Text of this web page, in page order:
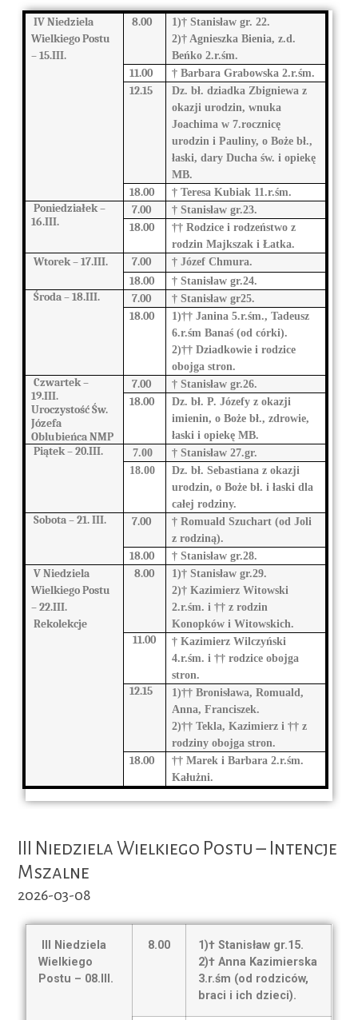
IV Niedziela
Wielkiego Postu
–15.III.
8.00
1)† Stanisław gr. 22.
2)† Agnieszka Bienia, z.d.
Beńko 2.r.śm.
11.00 † Barbara Grabowska 2.r.śm.
12.15
Dz. bł. dziadka Zbigniewa z
okazji urodzin, wnuka
Joachima w 7.rocznicę
urodzin i Pauliny, o Boże bł.,
łaski, dary Ducha św. i opiekę
MB.
18.00 † Teresa Kubiak 11.r.śm.
Poniedziałek –
16.III.
7.00 † Stanisław gr.23.
18.00
†† Rodzice i rodzeństwo z
rodzin Majkszak i Łatka.
Wtorek –17.III. 7.00 † Józef Chmura.
18.00 † Stanisław gr.24.
Środa –18.III. 7.00 † Stanisław gr25.
18.00
1)†† Janina 5.r.śm., Tadeusz
6.r.śm Banaś (od córki).
2)†† Dziadkowie i rodzice
obojga stron.
Czwartek –
19.III.
Uroczystość Św.
Józefa
Oblubieńca NMP
7.00 † Stanisław gr.26.
18.00
Dz. bł. P. Józefy z okazji
imienin, o Boże bł., zdrowie,
łaski i opiekę MB.
Piątek –20.III. 7.00
† Stanisław 27.gr.
18.00
Dz. bł. Sebastiana z okazji
urodzin, o Boże bł. i łaski dla
całej rodziny.
Sobota –21. III. 7.00
† Romuald Szuchart (od Joli
z rodziną).
18.00 † Stanisław gr.28.
V Niedziela
Wielkiego Postu
–22.III.
Rekolekcje
8.00
1)† Stanisław gr.29.
2)† Kazimierz Witowski
2.r.śm. i †† z rodzin
Konopków i Witowskich.
11.00
† Kazimierz Wilczyński
4.r.śm. i †† rodzice obojga
stron.
12.15
1)†† Bronisława, Romuald,
Anna, Franciszek.
2)†† Tekla, Kazimierz i †† z
rodziny obojga stron.
18.00
†† Marek i Barbara 2.r.śm.
Kałużni.
III Niedziela Wielkiego Postu – Intencje
Mszalne
2026-03-08
III Niedziela
Wielkiego
Postu – 08.III.
8.00
1)† Stanisław gr.15.
2)† Anna Kazimierska
3.r.śm (od rodziców,
braci i ich dzieci).